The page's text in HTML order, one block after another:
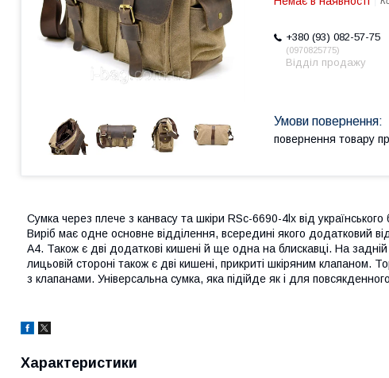
+380 (93) 082-57-75
0970825775
Відділ продажу
повернення товару
Сумка через плече з канвасу та шкіри RSc-6690-4lx від
Виріб має одне основне відділення, всередині якого додатковий
А4. Також є дві додаткові кишені й ще одна на блискавці. На
лицьовій стороні також є дві кишені, прикриті шкіряним
з клапанами. Універсальна сумка, яка підійде як і для
Характеристики